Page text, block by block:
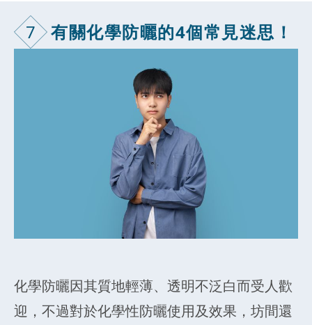
7 有關化學防曬的4個常見迷思！
化學防曬因其質地輕薄、透明不泛白而受人歡
迎，不過對於化學性防曬使用及效果，坊間還